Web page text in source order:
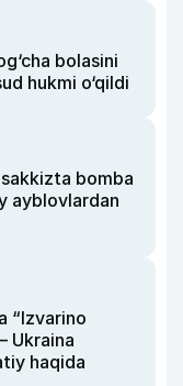
bolasini
hukmi o‘qildi
bomba
ayblovlardan
“Izvarino
Ukraina
haqida